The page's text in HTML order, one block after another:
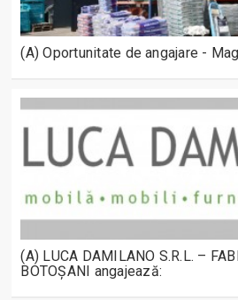
(A) Oportunitate de angajare -
(A) LUCA DAMILANO S.R.L. –
BOTOȘANI angajează: